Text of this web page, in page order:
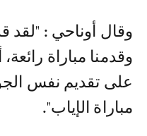
وقال أوناحي : "لقد
وقدمنا ​​مباراة
على تقديم نفس
مباراة الإياب".